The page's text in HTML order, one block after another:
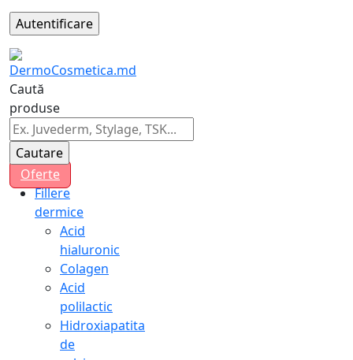
Caută
produse
Oferte
Fillere
dermice
Acid
hialuronic
Colagen
Acid
polilactic
Hidroxiapatita
de